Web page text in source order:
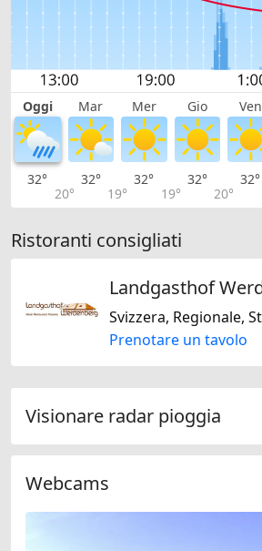
Oggi Mar Mer Gio Ven
32°
20°
32°
19°
32°
19°
32°
20°
32°
Ristoranti consigliati
Prenotare un tavolo
Visionare radar pioggia
Webcams